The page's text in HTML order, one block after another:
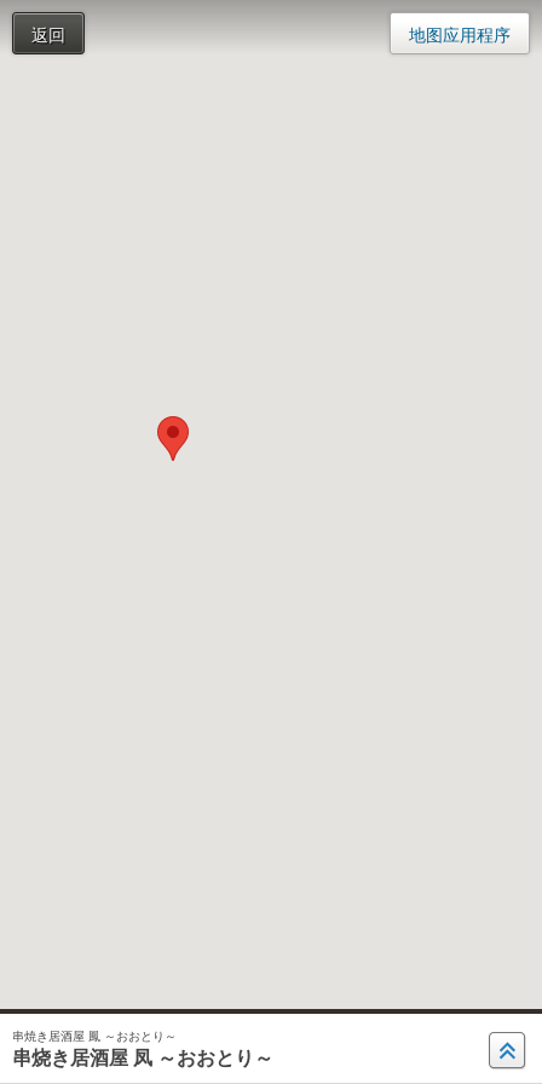
返回 地图应用程序
串焼き居酒屋 鳳 ～おおとり～
串烧き居酒屋 凤 ～おおとり～